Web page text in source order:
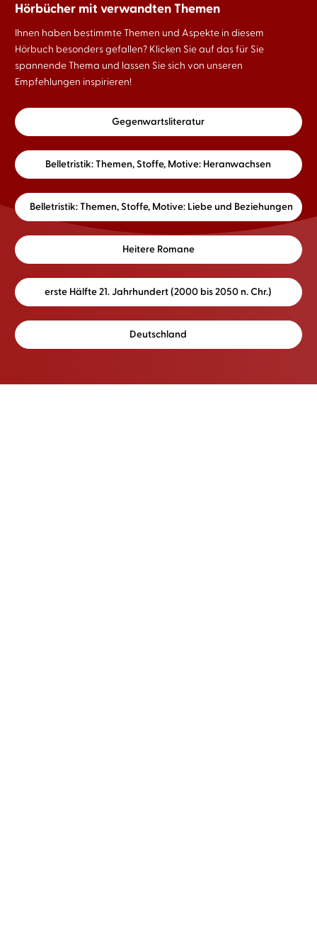
Hörbücher mit verwandten Themen
Ihnen haben bestimmte Themen und Aspekte in diesem
Hörbuch besonders gefallen? Klicken Sie auf das für Sie
spannende Thema und lassen Sie sich von unseren
Empfehlungen inspirieren!
Gegenwartsliteratur
Belletristik: Themen, Stoffe, Motive: Heranwachsen
Belletristik: Themen, Stoffe, Motive: Liebe und Beziehungen
Heitere Romane
erste Hälfte 21. Jahrhundert (2000 bis 2050 n. Chr.)
Deutschland